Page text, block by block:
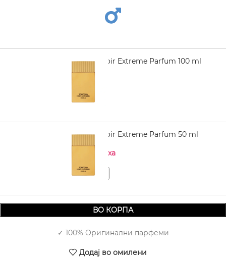
TOM FORD Noir Extreme Parfum 100 ml
TOM FORD Noir Extreme Parfum 50 ml
Нема на залиха
ВО КОРПА
✓ 100% Оригинални парфеми
Додај во омилени